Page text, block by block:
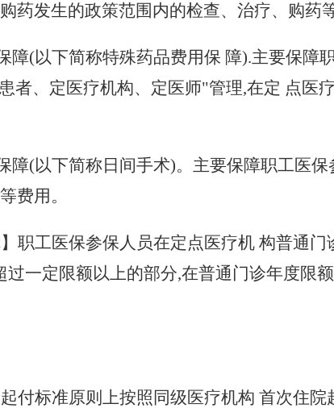
药发生的政策范围内的检查、治疗、购药
障(以下简称特殊药品费用保 障).主要保障
者、定医疗机构、定医师"管理,在定 点医
障(以下简称日间手术)。 主要保障职工医
费用。
职工医保参保人员在定点医疗机 构普通门
过一定限额以上的部分,在普通门诊年度限
付标准原则上按照同级医疗机构 首次住院